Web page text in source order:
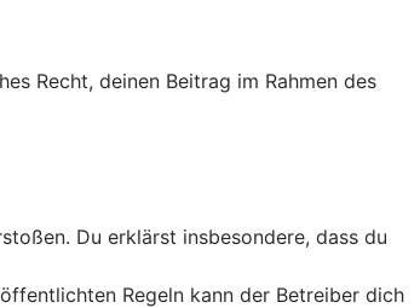
Recht, deinen Beitrag im Rahmen des
Du erklärst insbesondere, dass du
Regeln kann der Betreiber dich